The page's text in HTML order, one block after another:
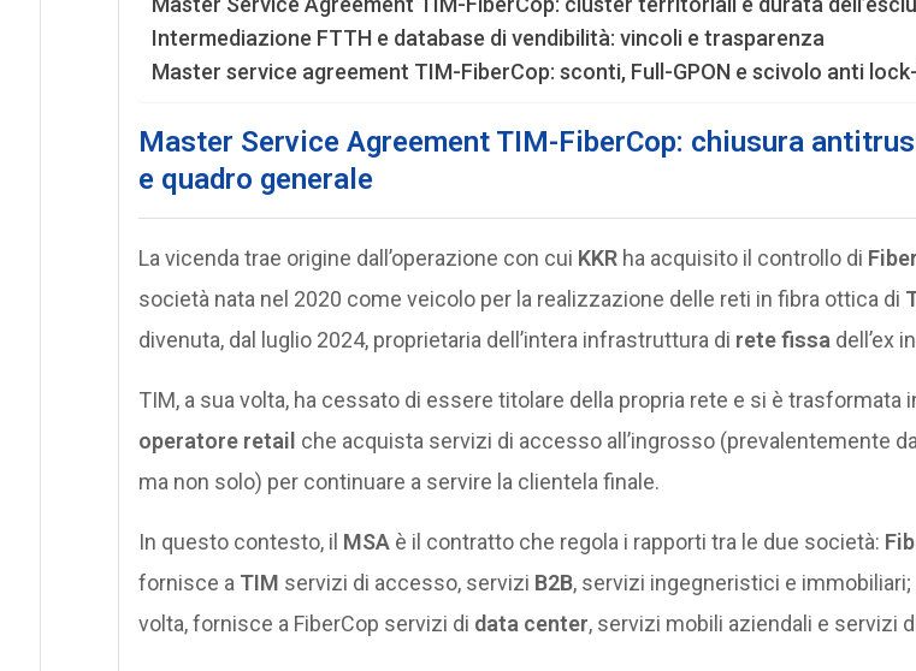
Intermediazione FTTH e database di vendibilità: vincoli e trasparenza
Master service agreement TIM-FiberCop: sconti, Full-GPON e scivolo anti
Master Service Agreement TIM-FiberCop: chiusura
e quadro generale
La vicenda trae origine dall’operazione con cui KKRha acquisito il controllo di
società nata nel 2020 come veicolo per la realizzazione delle reti in fibra ottica di
divenuta, dal luglio 2024, proprietaria dell’intera infrastruttura di rete fissa dell’ex
TIM, a sua volta, ha cessato di essere titolare della propria rete e si è trasformata
operatore retail che acquista servizi di accesso all’ingrosso (prevalentemente da
ma non solo) per continuare a servire la clientela finale.
In questo contesto, il MSAè il contratto che regola i rapporti tra le due società:
fornisce a TIM servizi di accesso, servizi B2B, servizi ingegneristici e immobiliari;
volta, fornisce a FiberCop servizi di data center, servizi mobili aziendali e servizi